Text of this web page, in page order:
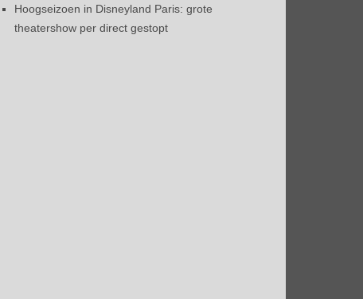
Hoogseizoen in Disneyland Paris: grote
theatershow per direct gestopt